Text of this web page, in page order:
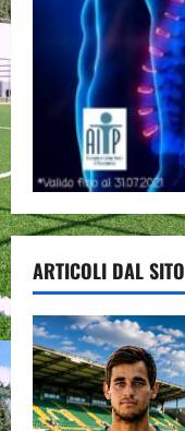
ARTICOLI DAL SITO